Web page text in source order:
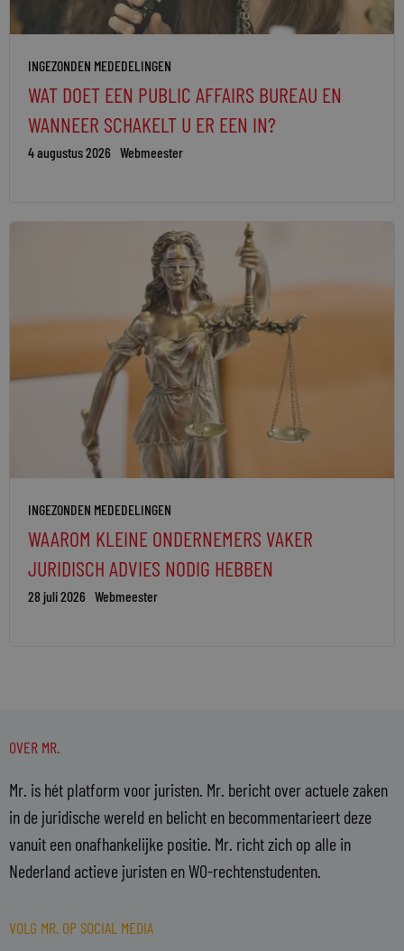
INGEZONDEN MEDEDELINGEN
WAT DOET EEN PUBLIC AFFAIRS BUREAU EN
WANNEER SCHAKELT U ER EEN IN?
4 augustus 2026 Webmeester
INGEZONDEN MEDEDELINGEN
WAAROM KLEINE ONDERNEMERS VAKER
JURIDISCH ADVIES NODIG HEBBEN
28 juli 2026 Webmeester
OVER MR.
Mr. is hét platform voor juristen. Mr. bericht over actuele zaken
in de juridische wereld en belicht en becommentarieert deze
vanuit een onafhankelijke positie. Mr. richt zich op alle in
Nederland actieve juristen en WO-rechtenstudenten.
VOLG MR. OP SOCIAL MEDIA